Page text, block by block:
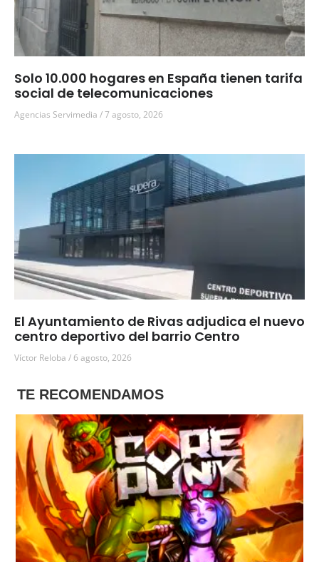
Solo 10.000 hogares en España tienen tarifa
social de telecomunicaciones
Agencias Servimedia 7 agosto, 2026
El Ayuntamiento de Rivas adjudica el nuevo
centro deportivo del barrio Centro
Víctor Reloba 6 agosto, 2026
TE RECOMENDAMOS